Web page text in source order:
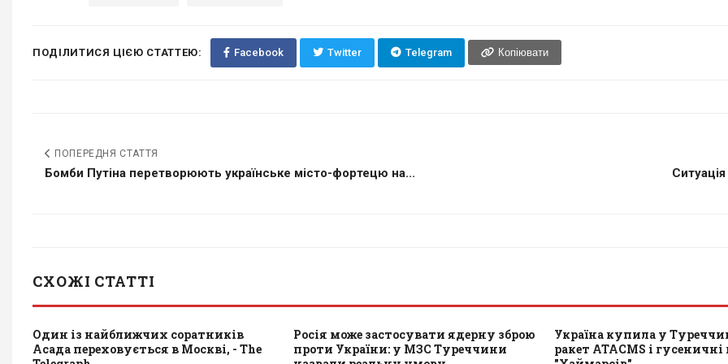
ПОДІЛИТИСЯ ЦІЄЮ СТАТТЕЮ: Facebook Twitter Telegram Копіювати
ПОПЕРЕДНЯ СТАТТЯ
Бомби Путіна перетворюють українське місто-фортецю на...
СХОЖІ СТАТТІ
Один із найближчих соратників
Асада переховується в Москві, - The
Росія може застосувати ядерну зброю
проти України: у МЗС Туреччини
Україна купила у
ракет ATACMS і гусеничні